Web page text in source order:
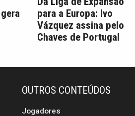
para a Europa: Ivo
Vázquez assina pelo
Chaves de Portugal
OUTROS CONTEÚDOS
Jogadores